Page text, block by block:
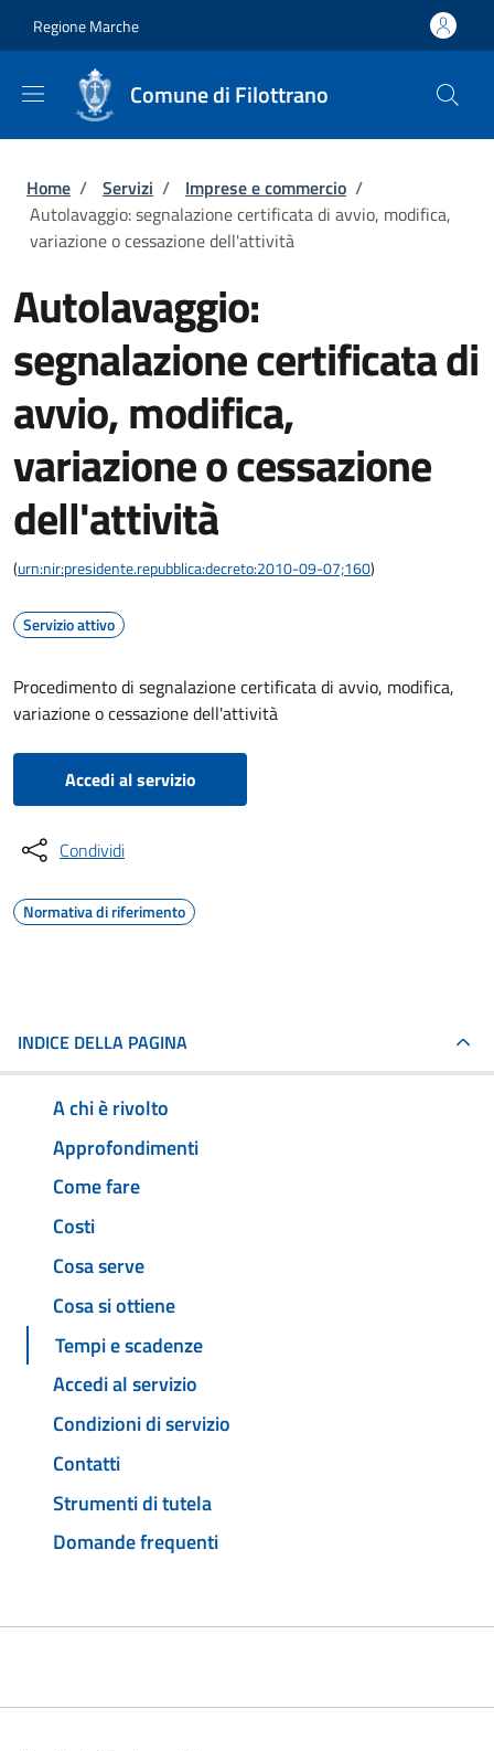
Regione Marche
Comune di Filottrano
Briciole di pane
Home / Servizi / Imprese e commercio /
Autolavaggio: segnalazione certificata di avvio, modifica,
variazione o cessazione dell'attività
Autolavaggio:
segnalazione certificata di
avvio, modifica,
variazione o cessazione
dell'attività
(urn:nir:presidente.repubblica:decreto:2010-09-07;160)
Servizio attivo
Procedimento di segnalazione certificata di avvio, modifica,
variazione o cessazione dell'attività
Accedi al servizio
Condividi
Normativa di riferimento
INDICE DELLA PAGINA
A chi è rivolto
Approfondimenti
Come fare
Costi
Cosa serve
Cosa si ottiene
Tempi e scadenze
Accedi al servizio
Condizioni di servizio
Contatti
Strumenti di tutela
Domande frequenti